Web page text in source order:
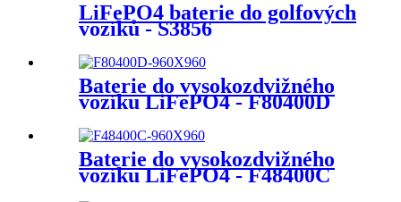
LiFePO4 baterie do golfových
vozíků - S3856
Baterie do vysokozdvižného
vozíku LiFePO4 - F80400D
Baterie do vysokozdvižného
vozíku LiFePO4 - F48400C